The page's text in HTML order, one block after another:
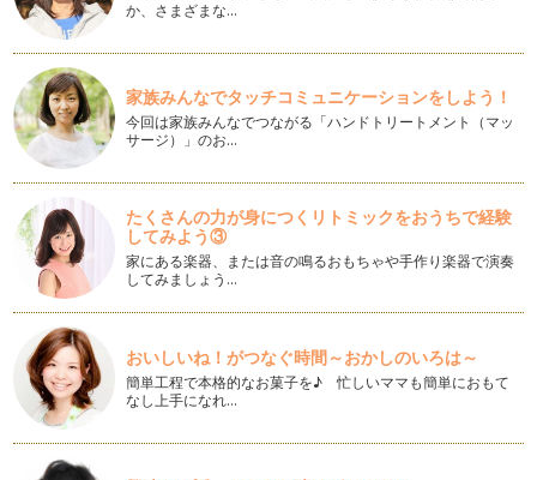
あっという間に１１月！秋から冬への移り変わりって本当に早
いものです。私が暮らしている仙台は…
SILVERからのメッセージ
前回の記事で「GOLD」について書きましたので今回は
「SILVER」について書きたいと思い…
GOLDからのメッセージ
子どもが赤ちゃんの頃は、アクセサリーから遠のいてしまいま
すが少しずつ大きくなってくると、ア…
ママの魅力をアップしてくれる色
まだ暑さも残りますが 9月半ばにもなると『オシャレの秋』を
意識したくなりますね♪今日は、マ…
緑のチカラ
ママは朝から夜までフル稼働な毎日。たまには、ボーッとリラ
ックス＆リフレッシュしたい！！って…
色は心のデトックス
か、さまざまな…
家族みんなでタッチコミュニケーションをしよう！
今回は家族みんなでつながる「ハンドトリートメント（マッ
サージ）」のお…
たくさんの力が身につくリトミックをおうちで経験
してみよう③
家にある楽器、または音の鳴るおもちゃや手作り楽器で演奏
してみましょう…
おいしいね！がつなぐ時間～おかしのいろは～
簡単工程で本格的なお菓子を♪ 忙しいママも簡単におもて
なし上手になれ…